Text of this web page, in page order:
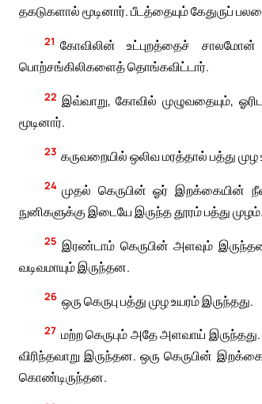
தகடுகளால் மூடினார். பீடத்தையும் கேதுருப்
21 கோவிலின் உட்புறத்தைச்
பொற்சங்கிலிகளைத் தொங்கவிட்டார்.
22 இவ்வாறு, கோவில் முழுவதையும்,
மூடினார்.
23 கருவறையில் ஒலிவ மரத்தால் பத்து
24 முதல் கெருபின் ஓர் இறக்கையின்
நுனிகளுக்கு இடையே இருந்த தூரம் பத்து முழம்.
25 இரண்டாம் கெருபின் அளவும்
வடிவமாயும் இருந்தன.
26 ஒரு கெருபு பத்து முழ உயரம் இருந்தது.
27 மற்ற கெருபும் அதே அளவாய்
விரிந்தவாறு இருந்தன. ஒரு கெருபின்
கொண்டிருந்தன.